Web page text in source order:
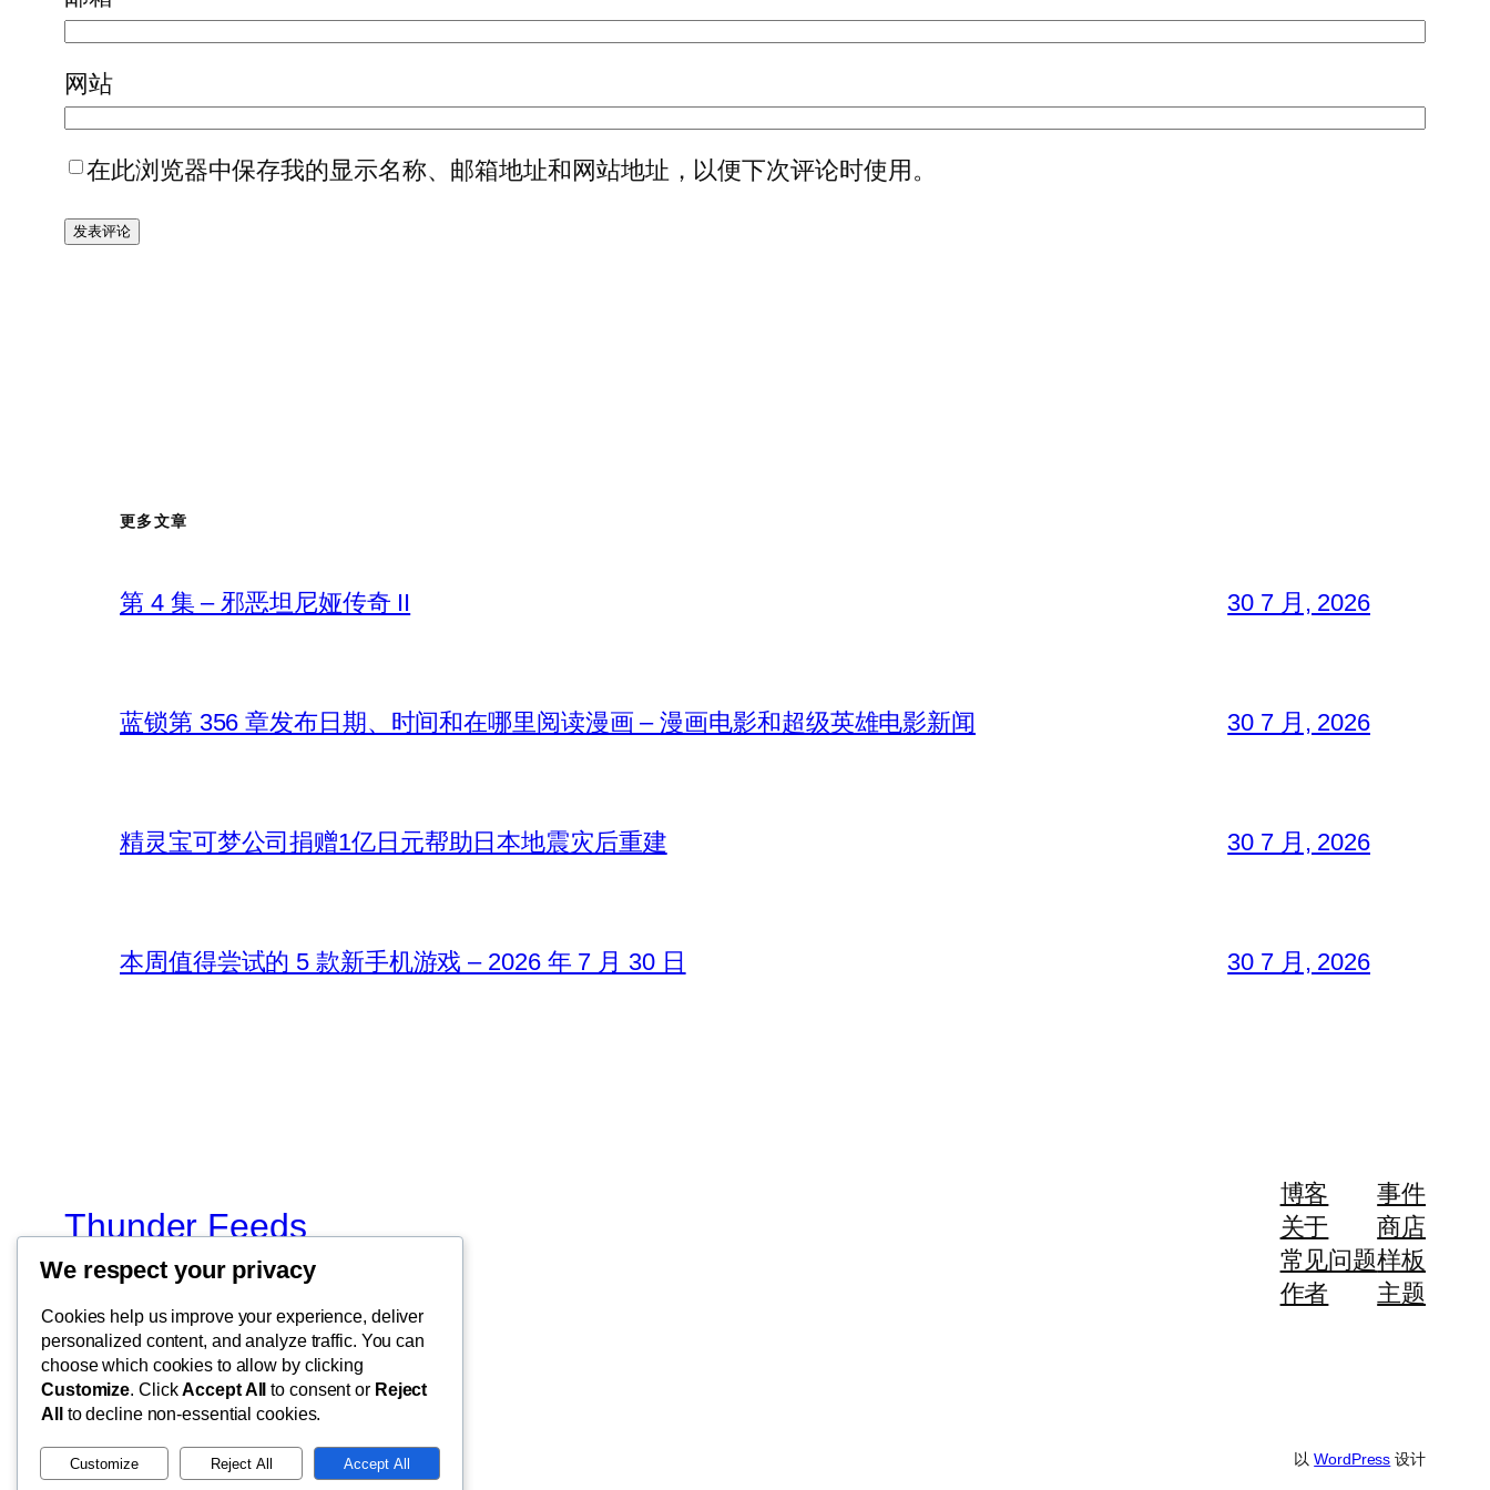
网站
在此浏览器中保存我的显示名称、邮箱地址和网站地址，以便下次评论时使用。
更多文章
第 4 集 – 邪恶坦尼娅传奇 II 30 7 月, 2026
蓝锁第 356 章发布日期、时间和在哪里阅读漫画 – 漫画电影和超级英雄电影新闻 30 7 月, 2026
精灵宝可梦公司捐赠1亿日元帮助日本地震灾后重建 30 7 月, 2026
本周值得尝试的 5 款新手机游戏 – 2026 年 7 月 30 日 30 7 月, 2026
Thunder Feeds
你最喜欢的电子游戏和攻略杂志
博客
关于
常见问题
作者
事件
商店
样板
主题
二〇二五 以WordPress 设计
We respect your privacy
Cookies help us improve your experience, deliver
personalized content, and analyze traffic. You can
choose which cookies to allow by clicking
Customize. ClickAccept All to consent or Reject
All
to decline non-essential cookies.
Customize Reject All Accept All